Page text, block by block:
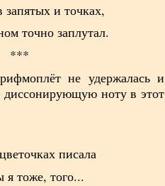
и точках,
точно заплутал.
***
не удержалась и
ноту в этот
писала
я тоже, того...